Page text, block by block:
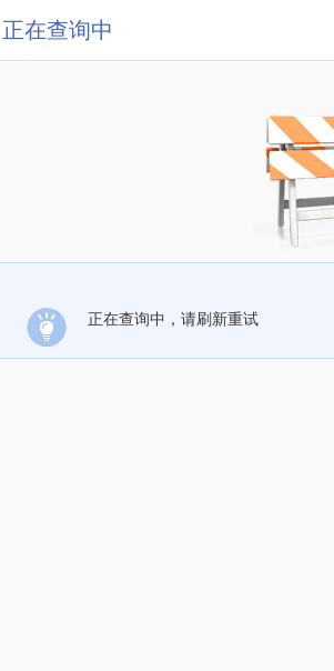
正在查询中
正在查询中，请刷新重试